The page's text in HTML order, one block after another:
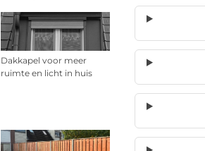
Dakkapel voor meer
ruimte en licht in huis